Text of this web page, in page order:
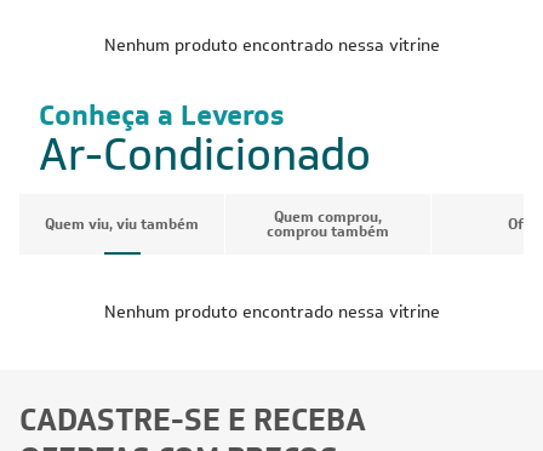
Nenhum produto encontrado nessa vitrine
Conheça a Leveros
Ar-Condicionado
Quem viu, viu também Quem comprou,
comprou também
Nenhum produto encontrado nessa vitrine
CADASTRE-SE E RECEBA